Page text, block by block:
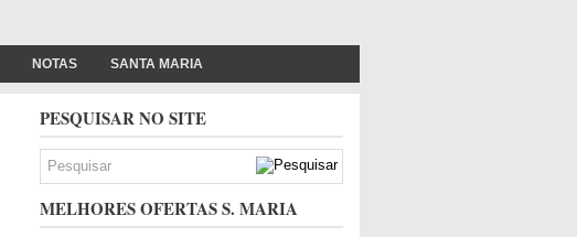
NOTAS SANTA MARIA
PESQUISAR NO SITE
MELHORES OFERTAS S. MARIA